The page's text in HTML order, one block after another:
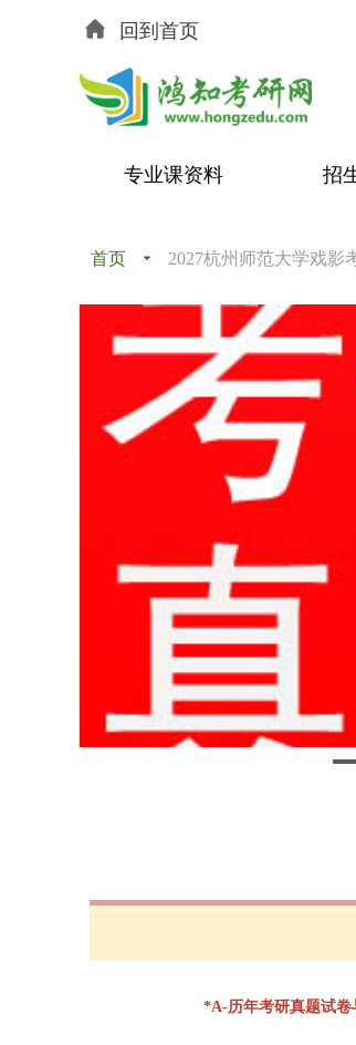
回到首页
专业课资料 招
首页 끙 2027杭州师范大学戏影
*A-历年考研真题试卷